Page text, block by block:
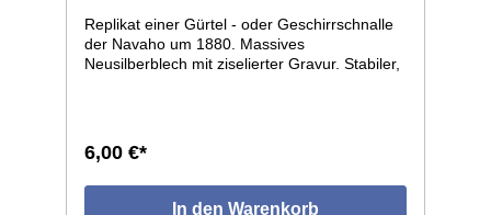
Replikat einer Gürtel - oder Geschirrschnalle
der Navaho um 1880. Massives
Neusilberblech mit ziselierter Gravur. Stabiler,
6,00 €*
In den Warenkorb